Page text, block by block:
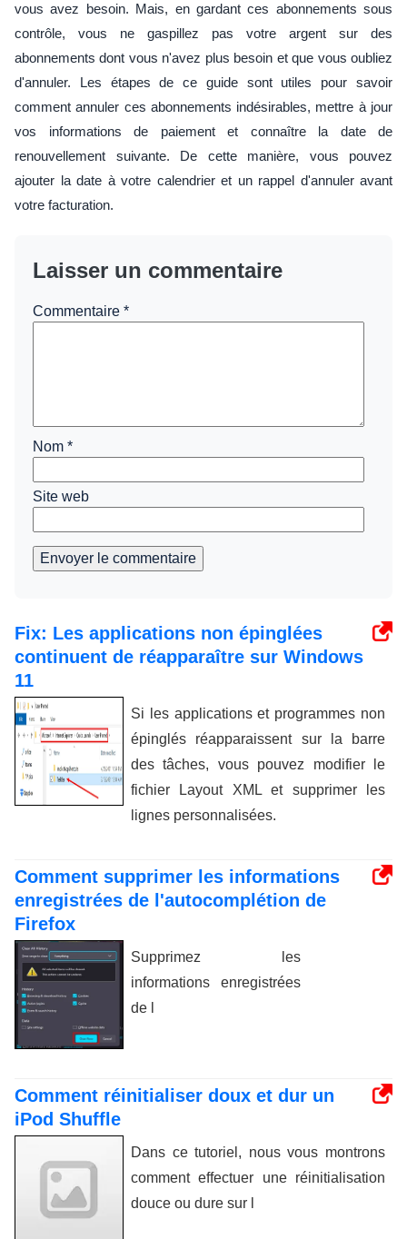
vous avez besoin. Mais, en gardant ces abonnements sous
contrôle, vous ne gaspillez pas votre argent sur des
abonnements dont vous n'avez plus besoin et que vous oubliez
d'annuler. Les étapes de ce guide sont utiles pour savoir
comment annuler ces abonnements indésirables, mettre à jour
vos informations de paiement et connaître la date de
renouvellement suivante. De cette manière, vous pouvez
ajouter la date à votre calendrier et un rappel d'annuler avant
votre facturation.
Laisser un commentaire
Commentaire *
Nom *
Site web
Envoyer le commentaire
Fix: Les applications non épinglées
continuent de réapparaître sur Windows
11
Si les applications et programmes non
épinglés réapparaissent sur la barre
des tâches, vous pouvez modifier le
fichier Layout XML et supprimer les
lignes personnalisées.
Comment supprimer les informations
enregistrées de l'autocomplétion de
Firefox
Supprimez les
informations enregistrées
de l
Comment réinitialiser doux et dur un
iPod Shuffle
Dans ce tutoriel, nous vous montrons
comment effectuer une réinitialisation
douce ou dure sur l